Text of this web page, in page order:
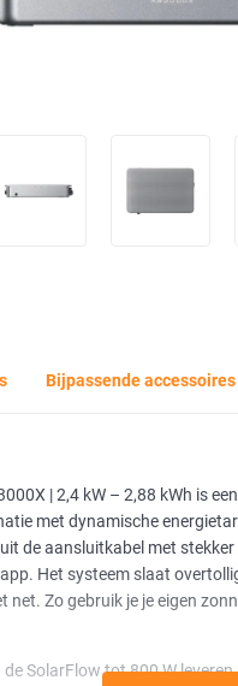
Bijpassende accessoires
| 2,4 kW – 2,88 kWh is
met dynamische
de aansluitkabel met
Het systeem slaat
Zo gebruik je je eigen
SolarFlow tot 800 W